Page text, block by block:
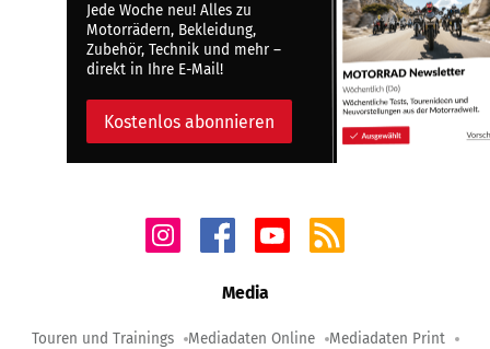
Jede Woche neu! Alles zu
Motorrädern, Bekleidung,
Zubehör, Technik und mehr –
direkt in Ihre E-Mail!
Kostenlos abonnieren
Media
Touren und Trainings Mediadaten Online Mediadaten Print